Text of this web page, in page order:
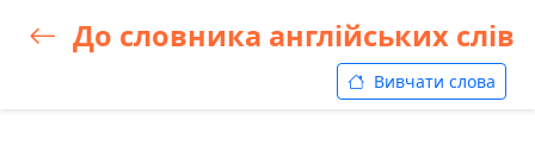
До словника англійських слів
Вивчати слова